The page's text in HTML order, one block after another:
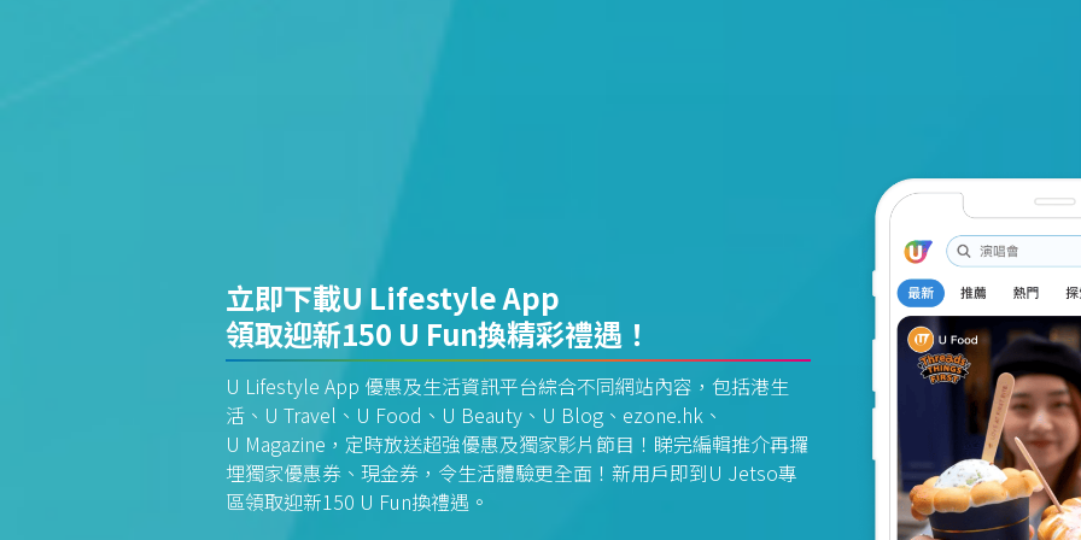
立即下載U Lifestyle App
領取迎新150 U Fun換精彩禮遇！
U Lifestyle App 優惠及生活資訊平台綜合不同網站內容，包括港生
活、U Travel、U Food、U Beauty、U Blog、ezone.hk、
U Magazine，定時放送超強優惠及獨家影片節目！睇完編輯推介再攞
埋獨家優惠券、現金券，令生活體驗更全面！新用戶即到U Jetso專
區領取迎新150 U Fun換禮遇。